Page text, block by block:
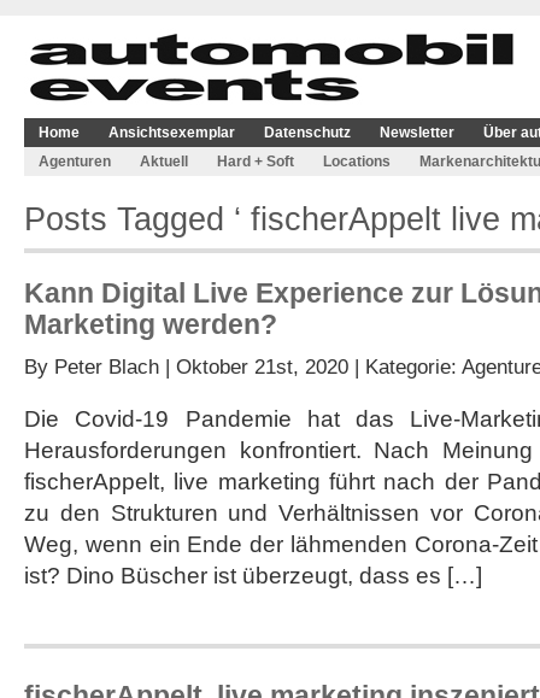
Home Ansichtsexemplar Datenschutz Newsletter
Über
Agenturen
Aktuell Hard + Soft Locations
Posts Tagged ‘ fischerAppelt live
Kann Digital Live Experience zur
Marketing werden?
By Peter Blach | Oktober 21st, 2020 | Kategorie:
Die Covid-19 Pandemie hat das Live-
Herausforderungen konfrontiert. Nach
fischerAppelt, live marketing führt nach der
zu den Strukturen und Verhältnissen vor
Weg, wenn ein Ende der lähmenden Corona-
ist? Dino Büscher ist überzeugt, dass es […]